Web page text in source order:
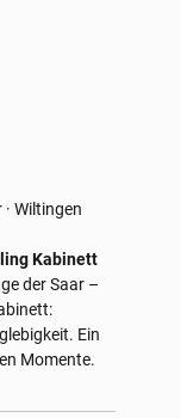
· Wiltingen
Kabinett
der Saar –
Ein
Momente.